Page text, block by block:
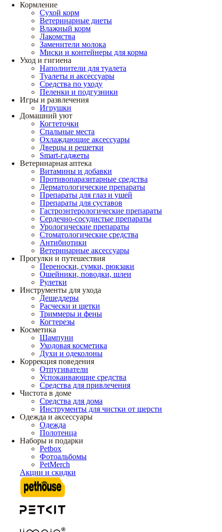
Кормление
Сухой корм
Ветеринарные диеты
Влажный корм
Лакомства
Заменители молока
Миски и контейнеры для корма
Уход и гигиена
Наполнители для туалета
Туалеты и аксессуары
Средства по уходу
Пеленки и подгузники
Игры и развлечения
Игрушки
Домашний уют
Когтеточки
Спальные места
Охлаждающие аксессуары
Дверцы и решетки
Smart-гаджеты
Ветеринарная аптека
Витамины и добавки
Противопаразитарные средства
Дерматологические препараты
Препараты для глаз и ушей
Препараты для суставов
Гастроэнтерологические препараты
Сердечно-сосудистые препараты
Урологические препараты
Стоматологические средства
Антибиотики
Ветеринарные аксессуары
Прогулки и путешествия
Переноски, сумки, рюкзаки
Ошейники, поводки, шлеи
Рулетки
Инструменты для ухода
Дешеддеры
Расчески и щетки
Триммеры и фены
Когтерезы
Косметика
Шампуни
Уходовая косметика
Духи и одеколоны
Коррекция поведения
Отпугиватели
Успокаивающие средства
Средства для привлечения
Чистота в доме
Средства для дома
Инструменты для чистки от шерсти
Одежда и аксессуары
Одежда
Полотенца
Наборы и подарки
Petbox
Фотоальбомы
PetMerch
Акции и скидки